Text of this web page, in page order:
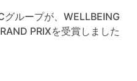
ループが、WELLBEING
PRIXを受賞しました